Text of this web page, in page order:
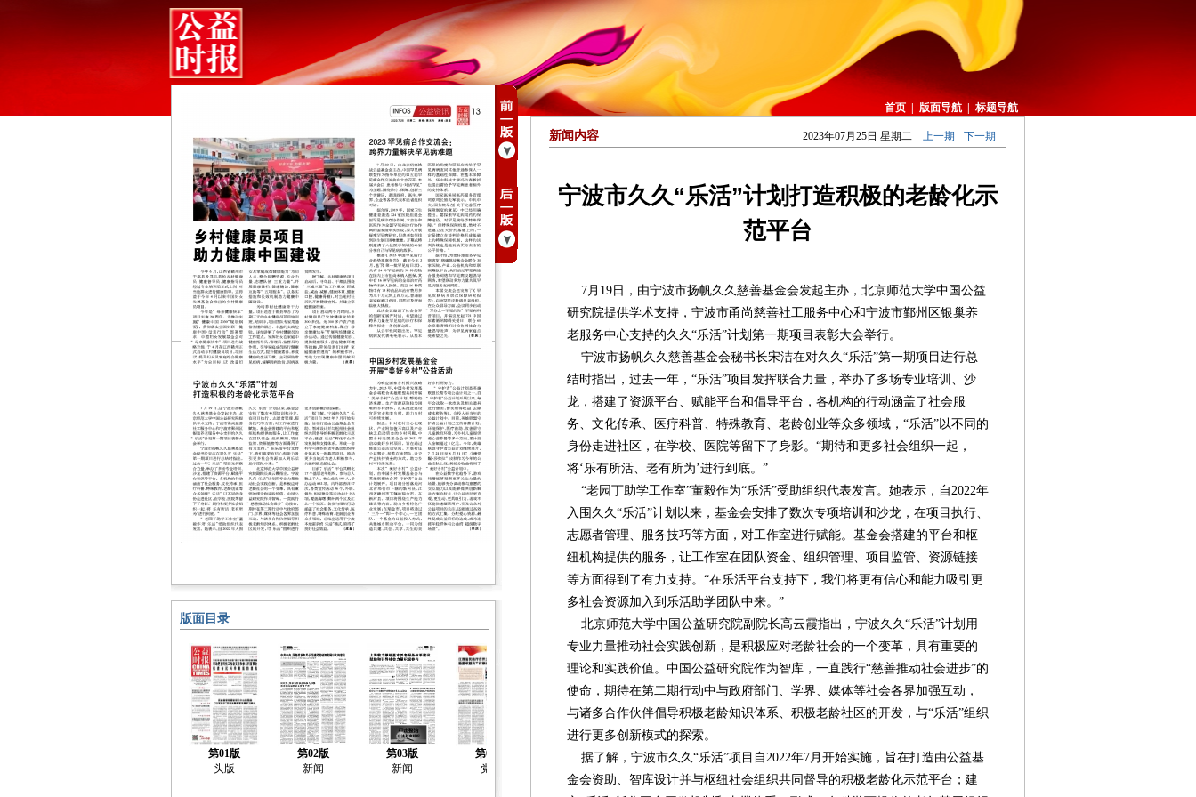
首页 版面导航 标题导航
版面目录
第01版
头版
第02版
新闻
第03版
新闻
第04版
党建
第05版
第06版
第07版
第08版
第09版
新闻内容 2023年07月25日 星期二 上一期 下一期
宁波市久久“乐活”计划打造积极的老龄化示
范平台
7月19日，由宁波市扬帆久久慈善基金会发起主办，北京师范大学中国公益
研究院提供学术支持，宁波市甬尚慈善社工服务中心和宁波市鄞州区银巢养
老服务中心支持的久久“乐活”计划第一期项目表彰大会举行。
宁波市扬帆久久慈善基金会秘书长宋洁在对久久“乐活”第一期项目进行总
结时指出，过去一年，“乐活”项目发挥联合力量，举办了多场专业培训、沙
龙，搭建了资源平台、赋能平台和倡导平台，各机构的行动涵盖了社会服
务、文化传承、医疗科普、特殊教育、老龄创业等众多领域，“乐活”以不同的
身份走进社区，在学校、医院等留下了身影。“期待和更多社会组织一起，
将‘乐有所活、老有所为’进行到底。”
“老园丁助学工作室”董毅作为“乐活”受助组织代表发言。她表示，自2022年
入围久久“乐活”计划以来，基金会安排了数次专项培训和沙龙，在项目执行、
志愿者管理、服务技巧等方面，对工作室进行赋能。基金会搭建的平台和枢
纽机构提供的服务，让工作室在团队资金、组织管理、项目监管、资源链接
等方面得到了有力支持。“在乐活平台支持下，我们将更有信心和能力吸引更
多社会资源加入到乐活助学团队中来。”
北京师范大学中国公益研究院副院长高云霞指出，宁波久久“乐活”计划用
专业力量推动社会实践创新，是积极应对老龄社会的一个变革，具有重要的
理论和实践价值。中国公益研究院作为智库，一直践行“慈善推动社会进步”的
使命，期待在第二期行动中与政府部门、学界、媒体等社会各界加强互动，
与诸多合作伙伴倡导积极老龄知识体系、积极老龄社区的开发，与“乐活”组织
进行更多创新模式的探索。
据了解，宁波市久久“乐活”项目自2022年7月开始实施，旨在打造由公益基
金会资助、智库设计并与枢纽社会组织共同督导的积极老龄化示范平台；建